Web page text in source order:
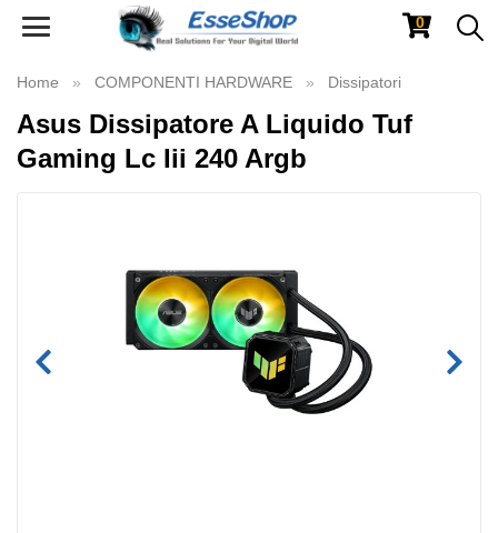
Toggle
0
Home COMPONENTI HARDWARE Dissipatori
Asus Dissipatore A Liquido Tuf
Gaming Lc Iii 240 Argb